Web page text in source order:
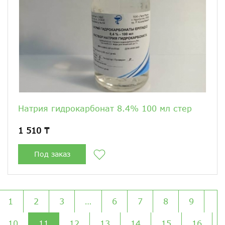
Натрия гидрокарбонат 8.4% 100 мл стер
1 510 ₸
Под заказ
1 2 3 … 6 7 8 9